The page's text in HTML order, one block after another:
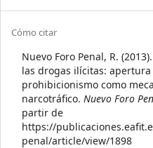
Article
Details
Cómo citar
Nuevo Foro Penal, R.
las drogas ilícitas:
prohibicionismo como
narcotráfico. Nuevo Foro
partir de
https://
penal/article/view/1898